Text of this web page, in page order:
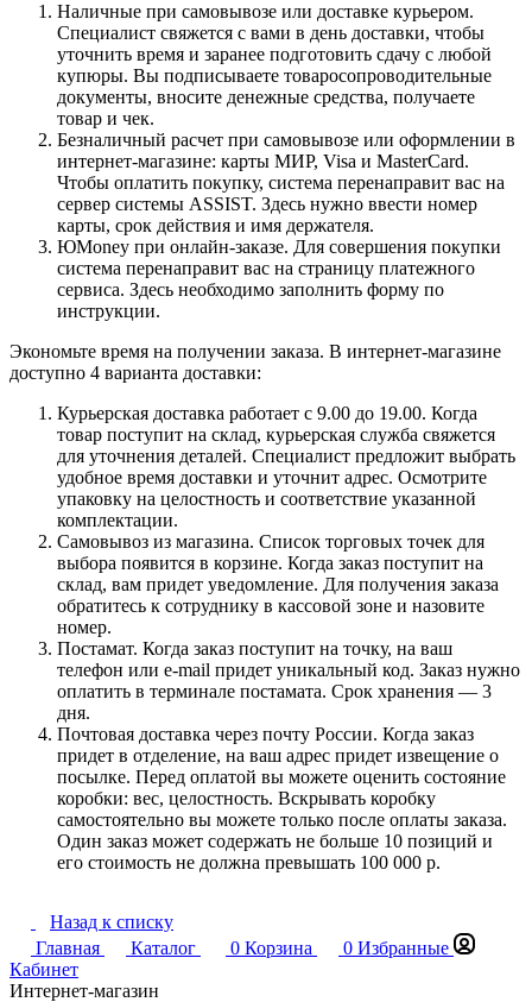
Наличные при самовывозе или доставке курьером.
Специалист свяжется с вами в день доставки, чтобы
уточнить время и заранее подготовить сдачу с любой
купюры. Вы подписываете товаросопроводительные
документы, вносите денежные средства, получаете
товар и чек.
Безналичный расчет при самовывозе или оформлении в
интернет-магазине: карты МИР, Visa и MasterCard.
Чтобы оплатить покупку, система перенаправит вас на
сервер системы ASSIST. Здесь нужно ввести номер
карты, срок действия и имя держателя.
ЮMoney при онлайн-заказе. Для совершения покупки
система перенаправит вас на страницу платежного
сервиса. Здесь необходимо заполнить форму по
инструкции.
Экономьте время на получении заказа. В интернет-магазине
доступно 4 варианта доставки:
Курьерская доставка работает с 9.00 до 19.00. Когда
товар поступит на склад, курьерская служба свяжется
для уточнения деталей. Специалист предложит выбрать
удобное время доставки и уточнит адрес. Осмотрите
упаковку на целостность и соответствие указанной
комплектации.
Самовывоз из магазина. Список торговых точек для
выбора появится в корзине. Когда заказ поступит на
склад, вам придет уведомление. Для получения заказа
обратитесь к сотруднику в кассовой зоне и назовите
номер.
Постамат. Когда заказ поступит на точку, на ваш
телефон или e-mail придет уникальный код. Заказ нужно
оплатить в терминале постамата. Срок хранения — 3
дня.
Почтовая доставка через почту России. Когда заказ
придет в отделение, на ваш адрес придет извещение о
посылке. Перед оплатой вы можете оценить состояние
коробки: вес, целостность. Вскрывать коробку
самостоятельно вы можете только после оплаты заказа.
Один заказ может содержать не больше 10 позиций и
его стоимость не должна превышать 100 000 р.
Назад к списку
Главная
Каталог 0 Корзина 0 Избранные
Кабинет
Интернет-магазин